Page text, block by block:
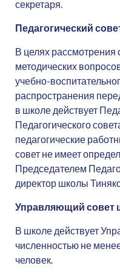
секретаря.
Педагогический
В целях рассмотрения
методических
учебно-
распространения
в школе действует
Педагогического
педагогические
совет не имеет
Председателем
директор школы
Управляющий совет
В школе действует
численностью не
человек.